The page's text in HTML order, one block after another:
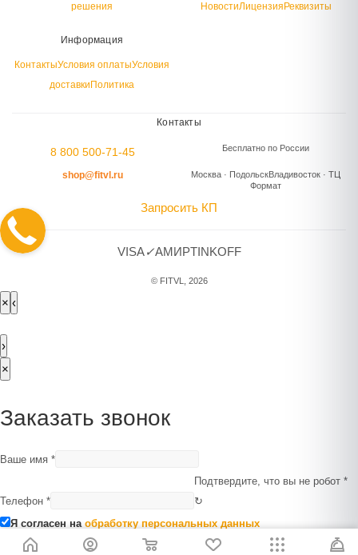
решения
НовостиЛицензия Реквизиты
Информация
КонтактыУсловия оплатыУсловия
доставки Политика
Контакты
8 800 500-71-45 Бесплатно по России
shop@fitvl.ru Москва · ПодольскВладивосток · ТЦ
Формат
Запросить КП
VISA✓AМИРTINKOFF
© FITVL, 2026
× ‹
›
×
Заказать звонок
Ваше имя *
Телефон *
Подтвердите, что вы не робот *
↻
Я согласен на обработку персональных данных
Отправить